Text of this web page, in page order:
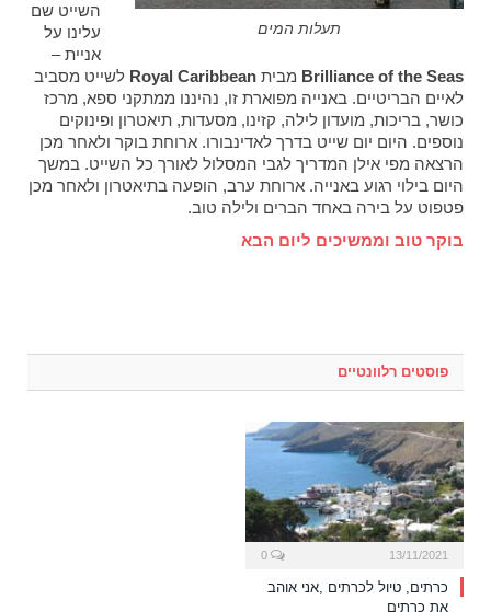
תעלות המים
השייט שם
עלינו על
אניית –
Brilliance of the Seas מבית Royal Caribbean לשייט מסביב
לאיים הבריטיים. באנייה מפוארת זו, נהיננו ממתקני ספא, מרכז
כושר, בריכות, מועדון לילה, קזינו, מסעדות, תיאטרון ופינוקים
נוספים. היום יום שייט בדרך לאדינבורו. ארוחת בוקר ולאחר מכן
הרצאה מפי אילן המדריך לגבי המסלול לאורך כל השייט. במשך
היום בילוי רגוע באנייה. ארוחת ערב, הופעה בתיאטרון ולאחר מכן
פטפוט על בירה באחד הברים ולילה טוב.
בוקר טוב וממשיכים ליום הבא
פוסטים רלוונטיים
13/11/2021
כרתים, טיול לכרתים ,אני אוהב
את כרתים